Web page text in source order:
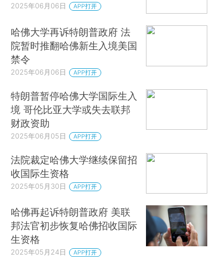
2025年06月06日 APP打开
哈佛大学再诉特朗普政府 法
院暂时推翻哈佛新生入境美国
禁令
2025年06月06日 APP打开
特朗普暂停哈佛大学国际生入
境 哥伦比亚大学或失去联邦
财政资助
2025年06月05日 APP打开
法院裁定哈佛大学继续保留招
收国际生资格
2025年05月30日 APP打开
哈佛再起诉特朗普政府 美联
邦法官初步恢复哈佛招收国际
生资格
2025年05月24日 APP打开